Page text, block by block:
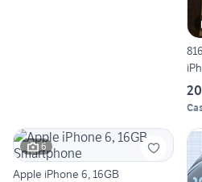
6
Apple iPhone 6, 16GB